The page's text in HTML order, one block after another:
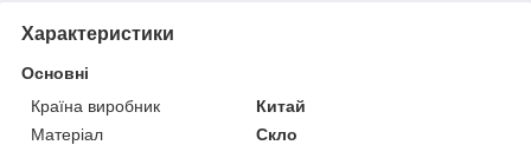
Характеристики
Основні
Країна виробник
Китай
Матеріал
Скло